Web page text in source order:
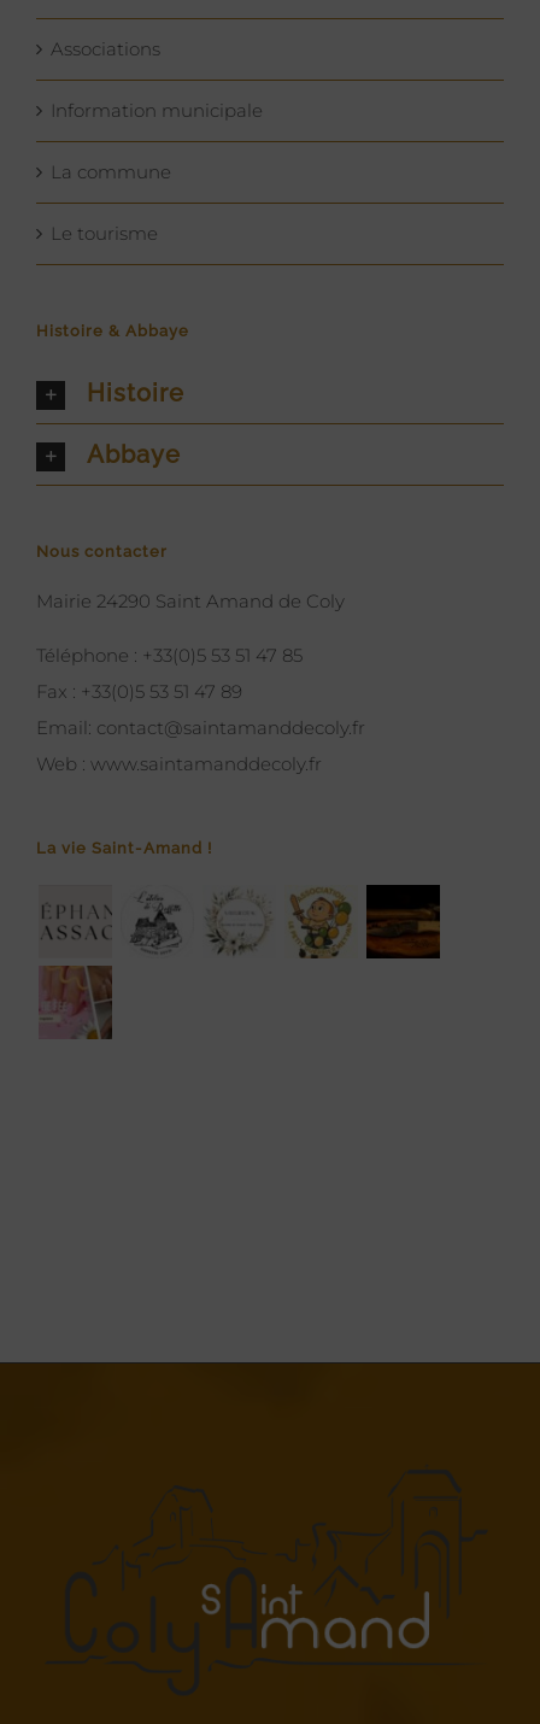
Associations
Information municipale
La commune
Le tourisme
Histoire & Abbaye
Histoire
Abbaye
Nous contacter
Mairie 24290 Saint Amand de Coly
Téléphone : +33(0)5 53 51 47 85
Fax : +33(0)5 53 51 47 89
Email: contact@saintamanddecoly.fr
Web : www.saintamanddecoly.fr
La vie Saint-Amand !